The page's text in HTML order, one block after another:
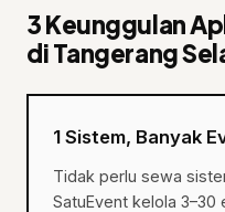
3 Keunggulan
di Tangerang
1 Sistem, Banyak
Tidak perlu sewa
SatuEvent kelola